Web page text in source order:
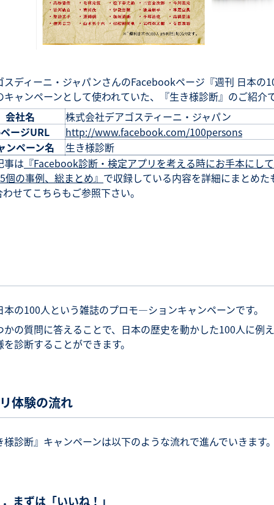
スディーニ・ジャパンさんのFacebookページ『週刊 日本の
キャンペーンとして使われていた、『生き様診断』のご紹介
会社名
株式会社デアゴスティーニ・ジャパン
ージURL
http://www.facebook.com/100persons
ンペーン名
生き様診断
は 『Facebook診断・検定アプリを考える時にお手本にし
個の事例、総まとめ』 で収録している内容を詳細にまとめた
せてこちらもご参照下さい。
本の100人という雑誌のプロモ―ションキャンペーンです。
かの質問に答えることで、日本の歴史を動かした100人に例
診断することができます。
体験の流れ
様診断』キャンペーンは以下のような流れで進んでいきます
まずは「いいね！」